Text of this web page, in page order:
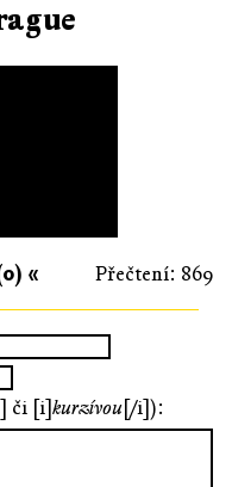
Přečtení: 869
«
či [i]kurzívou[/i]):